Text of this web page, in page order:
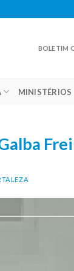
BOLETIM
MINISTÉRIOS